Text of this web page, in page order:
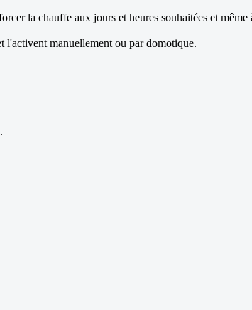
la chauffe aux jours et heures souhaitées et
l'activent manuellement ou par domotique.